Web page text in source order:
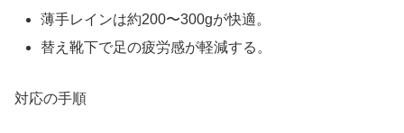
薄手レインは約200〜300gが快適。
替え靴下で足の疲労感が軽減する。
対応の手順